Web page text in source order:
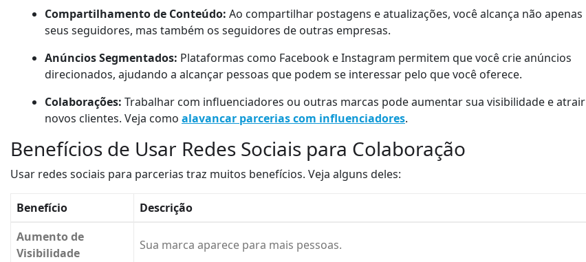
Compartilhamento de Conteúdo: Ao compartilhar postagens e atualizações, você alcança não apenas
seus seguidores, mas também os seguidores de outras empresas.
Anúncios Segmentados: Plataformas como Facebook e Instagram permitem que você crie anúncios
direcionados, ajudando a alcançar pessoas que podem se interessar pelo que você oferece.
Colaborações: Trabalhar com influenciadores ou outras marcas pode aumentar sua visibilidade e atrair
novos clientes. Veja como alavancar parcerias com influenciadores.
Benefícios de Usar Redes Sociais para Colaboração
Usar redes sociais para parcerias traz muitos benefícios. Veja alguns deles:
Benefício
Descrição
Aumento de
Visibilidade
Sua marca aparece para mais pessoas.